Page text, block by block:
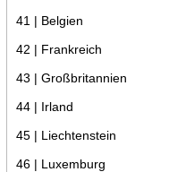
41 | Belgien
42 | Frankreich
43 | Großbritannien
44 | Irland
45 | Liechtenstein
46 | Luxemburg